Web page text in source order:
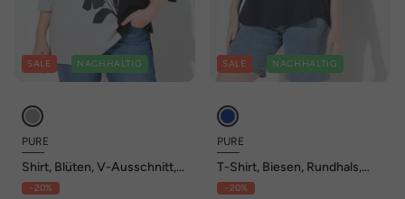
SALE NACHHALTIG
PURE
Shirt, Blüten, V-Ausschnitt,
3/4-Arm, Biobaumwolle
- 20%
SALE NACHHALTIG
PURE
T-Shirt, Biesen, Rundhals,
Halbarm, Biobaumwolle
- 20%